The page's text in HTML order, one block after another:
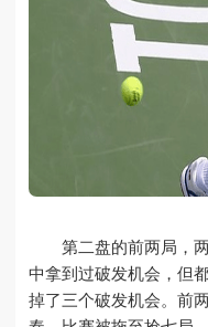
第二盘的前两局，两
中拿到过破发机会，但
掉了三个破发机会。前